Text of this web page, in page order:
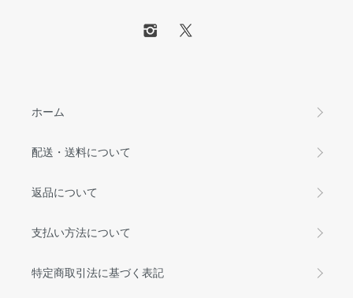
ホーム
配送・送料について
返品について
支払い方法について
特定商取引法に基づく表記